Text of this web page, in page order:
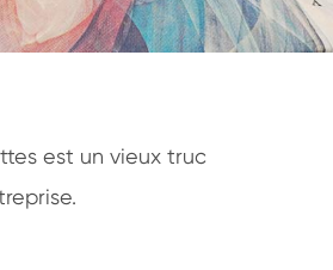
est un vieux truc